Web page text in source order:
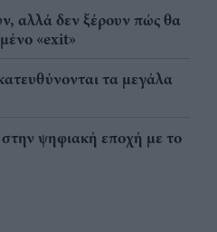
αλλά δεν ξέρουν πώς θα
«exit»
τα μεγάλα
ψηφιακή εποχή με το